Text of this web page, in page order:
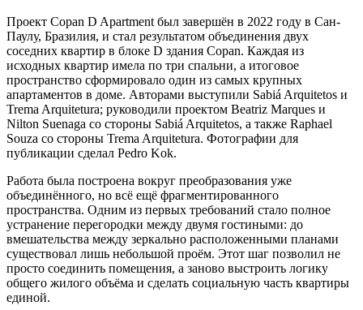
Проект Copan D Apartment был завершён в 2022 году в Сан-
Паулу, Бразилия, и стал результатом объединения двух
соседних квартир в блоке D здания Copan. Каждая из
исходных квартир имела по три спальни, а итоговое
пространство сформировало один из самых крупных
апартаментов в доме. Авторами выступили Sabiá Arquitetos и
Trema Arquitetura; руководили проектом Beatriz Marques и
Nilton Suenaga со стороны Sabiá Arquitetos, а также Raphael
Souza со стороны Trema Arquitetura. Фотографии для
публикации сделал Pedro Kok.
Работа была построена вокруг преобразования уже
объединённого, но всё ещё фрагментированного
пространства. Одним из первых требований стало полное
устранение перегородки между двумя гостиными: до
вмешательства между зеркально расположенными планами
существовал лишь небольшой проём. Этот шаг позволил не
просто соединить помещения, а заново выстроить логику
общего жилого объёма и сделать социальную часть квартиры
единой.